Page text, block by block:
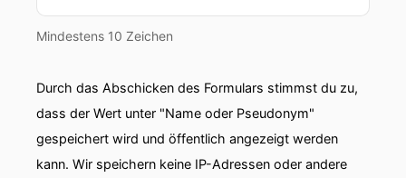
Mindestens 10 Zeichen
Durch das Abschicken des Formulars stimmst du zu,
dass der Wert unter "Name oder Pseudonym"
gespeichert wird und öffentlich angezeigt werden
kann. Wir speichern keine IP-Adressen oder andere